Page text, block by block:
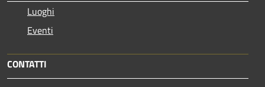
Luoghi
Eventi
CONTATTI